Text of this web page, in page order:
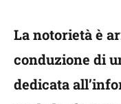
La notorietà è
conduzione di
dedicata